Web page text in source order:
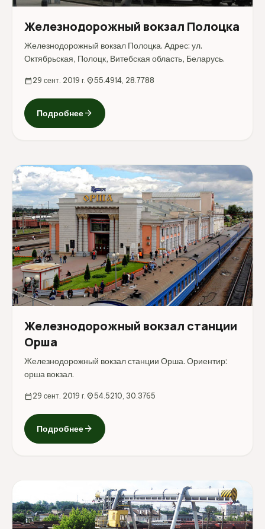
Железнодорожный вокзал Полоцка
Железнодорожный вокзал Полоцка. Адрес: ул.
Октябрьская, Полоцк, Витебская область, Беларусь.
calendar_today 29 сент. 2019 г. location_on55.4914, 28.7788
Подробнееarrow_forward
Железнодорожный вокзал станции
Орша
Железнодорожный вокзал станции Орша. Ориентир:
орша вокзал.
calendar_today 29 сент. 2019 г. location_on54.5210, 30.3765
Подробнееarrow_forward